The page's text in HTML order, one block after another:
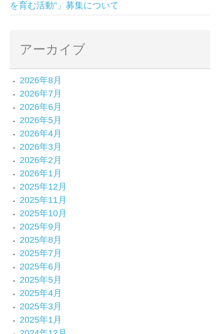
を育む活動”」募集について
アーカイブ
2026年8月
2026年7月
2026年6月
2026年5月
2026年4月
2026年3月
2026年2月
2026年1月
2025年12月
2025年11月
2025年10月
2025年9月
2025年8月
2025年7月
2025年6月
2025年5月
2025年4月
2025年3月
2025年1月